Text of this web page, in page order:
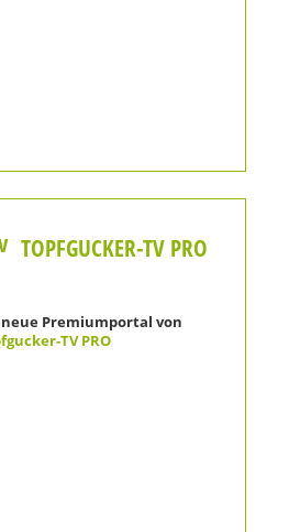
TOPFGUCKER-TV PRO
neue Premiumportal von
TV PRO